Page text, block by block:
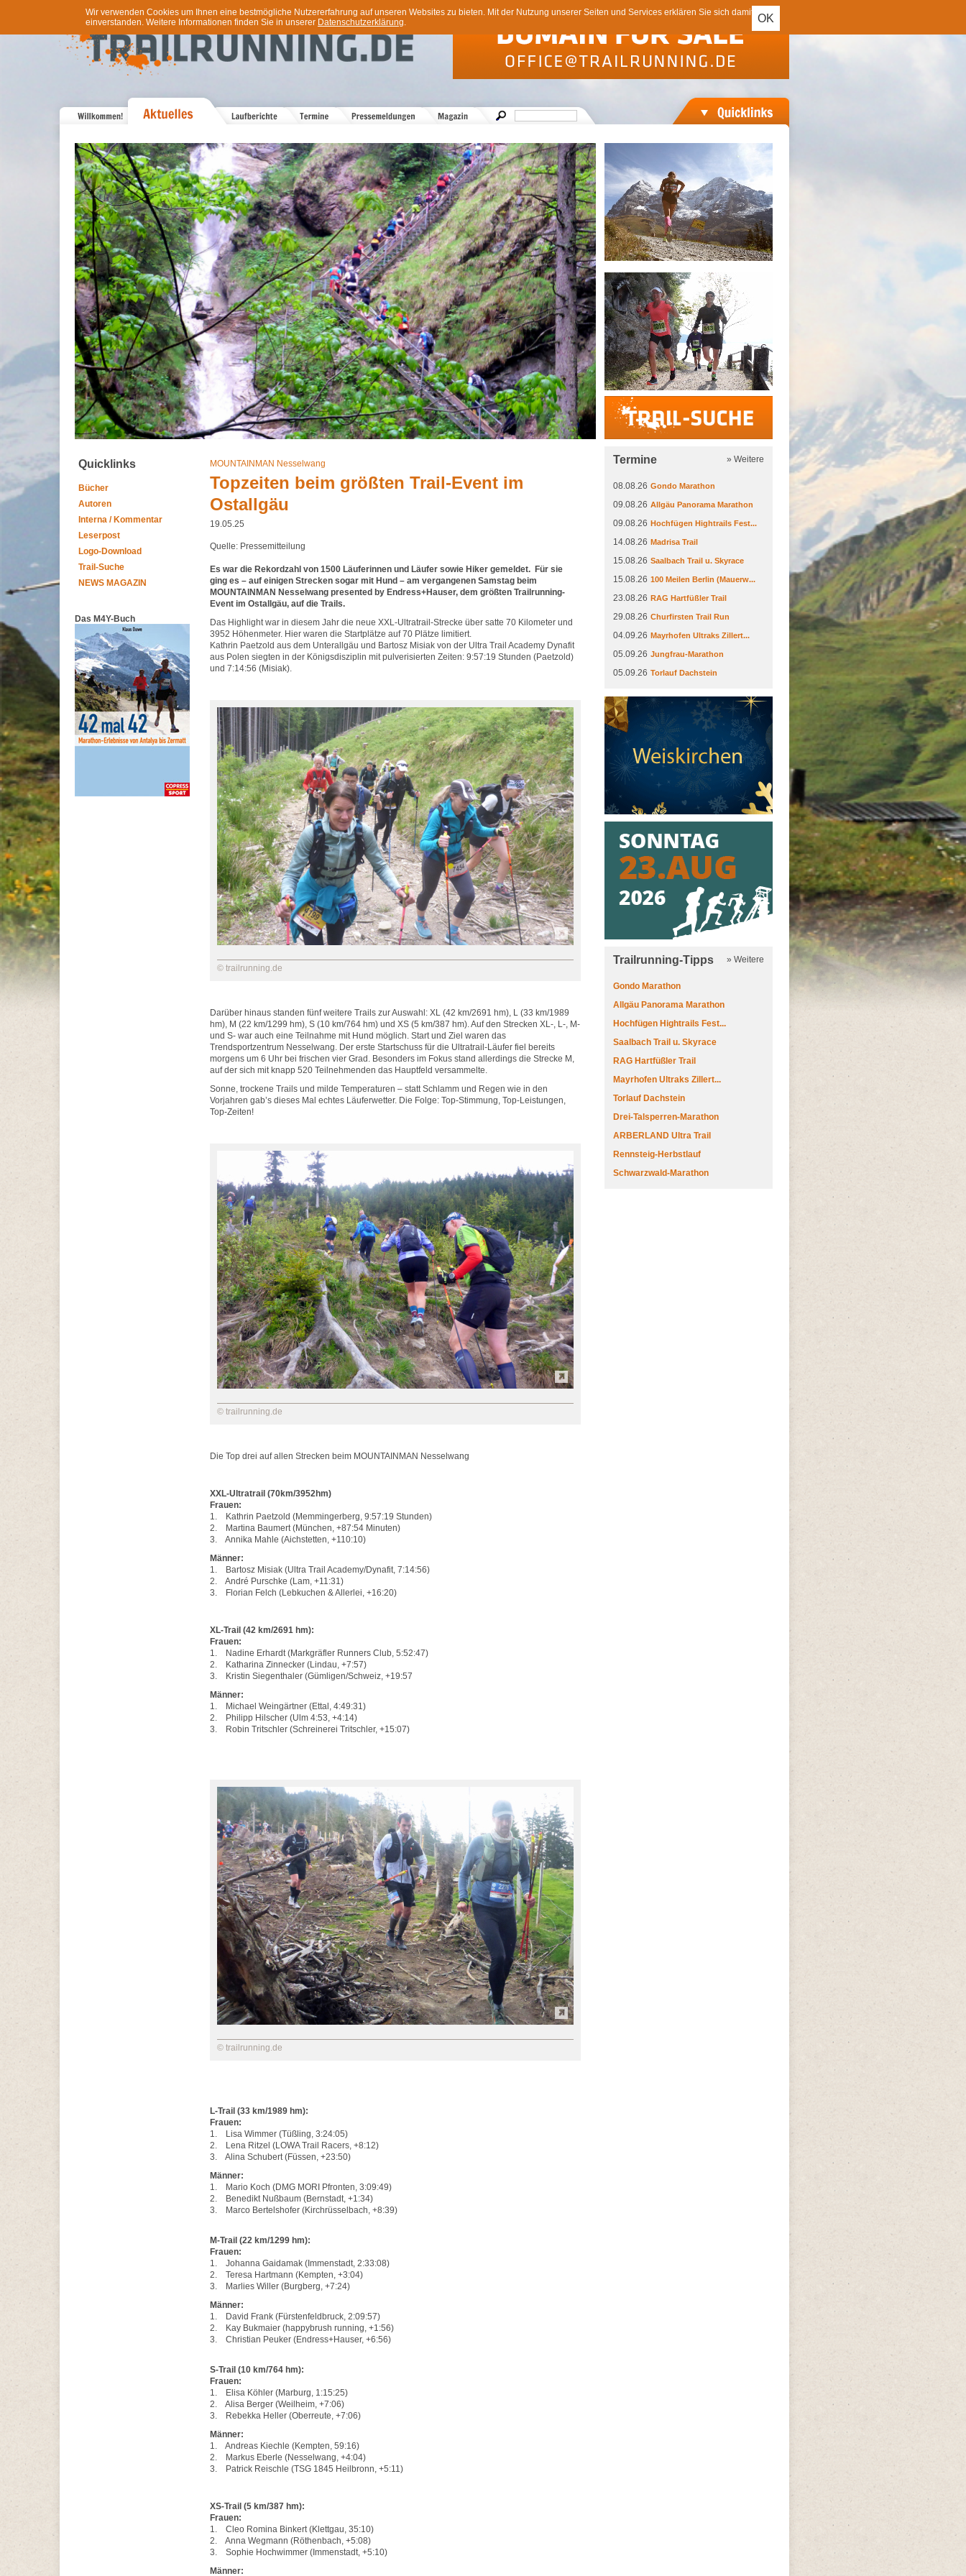
OK
Wir verwenden Cookies um Ihnen eine bestmögliche Nutzererfahrung auf unseren Websites zu bieten. Mit der Nutzung unserer Seiten und Services erklären Sie sich damit
einverstanden. Weitere Informationen finden Sie in unserer Datenschutzerklärung.
Quicklinks
Bücher
Autoren
Interna / Kommentar
Leserpost
Logo-Download
Trail-Suche
NEWS MAGAZIN
Das M4Y-Buch
MOUNTAINMAN Nesselwang
Topzeiten beim größten Trail-Event im
Ostallgäu
19.05.25
Quelle: Pressemitteilung
Es war die Rekordzahl von 1500 Läuferinnen und Läufer sowie Hiker gemeldet. Für sie
ging es – auf einigen Strecken sogar mit Hund – am vergangenen Samstag beim
MOUNTAINMAN Nesselwang presented by Endress+Hauser, dem größten Trailrunning-
Event im Ostallgäu, auf die Trails.
Das Highlight war in diesem Jahr die neue XXL-Ultratrail-Strecke über satte 70 Kilometer und
3952 Höhenmeter. Hier waren die Startplätze auf 70 Plätze limitiert.
Kathrin Paetzold aus dem Unterallgäu und Bartosz Misiak von der Ultra Trail Academy Dynafit
aus Polen siegten in der Königsdisziplin mit pulverisierten Zeiten: 9:57:19 Stunden (Paetzold)
und 7:14:56 (Misiak).
© trailrunning.de
Darüber hinaus standen fünf weitere Trails zur Auswahl: XL (42 km/2691 hm), L (33 km/1989
hm), M (22 km/1299 hm), S (10 km/764 hm) und XS (5 km/387 hm). Auf den Strecken XL-, L-, M-
und S- war auch eine Teilnahme mit Hund möglich. Start und Ziel waren das
Trendsportzentrum Nesselwang. Der erste Startschuss für die Ultratrail-Läufer fiel bereits
morgens um 6 Uhr bei frischen vier Grad. Besonders im Fokus stand allerdings die Strecke M,
auf der sich mit knapp 520 Teilnehmenden das Hauptfeld versammelte.
Sonne, trockene Trails und milde Temperaturen – statt Schlamm und Regen wie in den
Vorjahren gab’s dieses Mal echtes Läuferwetter. Die Folge: Top-Stimmung, Top-Leistungen,
Top-Zeiten!
© trailrunning.de
Die Top drei auf allen Strecken beim MOUNTAINMAN Nesselwang
XXL-Ultratrail (70km/3952hm)
Frauen:
1. Kathrin Paetzold (Memmingerberg, 9:57:19 Stunden)
2. Martina Baumert (München, +87:54 Minuten)
3. Annika Mahle (Aichstetten, +110:10)
Männer:
1. Bartosz Misiak (Ultra Trail Academy/Dynafit, 7:14:56)
2. André Purschke (Lam, +11:31)
3. Florian Felch (Lebkuchen & Allerlei, +16:20)
XL-Trail (42 km/2691 hm):
Frauen:
1. Nadine Erhardt (Markgräfler Runners Club, 5:52:47)
2. Katharina Zinnecker (Lindau, +7:57)
3. Kristin Siegenthaler (Gümligen/Schweiz, +19:57
Männer:
1. Michael Weingärtner (Ettal, 4:49:31)
2. Philipp Hilscher (Ulm 4:53, +4:14)
3. Robin Tritschler (Schreinerei Tritschler, +15:07)
© trailrunning.de
L-Trail (33 km/1989 hm):
Frauen:
1. Lisa Wimmer (Tüßling, 3:24:05)
2. Lena Ritzel (LOWA Trail Racers, +8:12)
3. Alina Schubert (Füssen, +23:50)
Männer:
1. Mario Koch (DMG MORI Pfronten, 3:09:49)
2. Benedikt Nußbaum (Bernstadt, +1:34)
3. Marco Bertelshofer (Kirchrüsselbach, +8:39)
M-Trail (22 km/1299 hm):
Frauen:
1. Johanna Gaidamak (Immenstadt, 2:33:08)
2. Teresa Hartmann (Kempten, +3:04)
3. Marlies Willer (Burgberg, +7:24)
Männer:
1. David Frank (Fürstenfeldbruck, 2:09:57)
2. Kay Bukmaier (happybrush running, +1:56)
3. Christian Peuker (Endress+Hauser, +6:56)
S-Trail (10 km/764 hm):
Frauen:
1. Elisa Köhler (Marburg, 1:15:25)
2. Alisa Berger (Weilheim, +7:06)
3. Rebekka Heller (Oberreute, +7:06)
Männer:
1. Andreas Kiechle (Kempten, 59:16)
2. Markus Eberle (Nesselwang, +4:04)
3. Patrick Reischle (TSG 1845 Heilbronn, +5:11)
XS-Trail (5 km/387 hm):
Frauen:
1. Cleo Romina Binkert (Klettgau, 35:10)
2. Anna Wegmann (Röthenbach, +5:08)
3. Sophie Hochwimmer (Immenstadt, +5:10)
Männer:
Termine » Weitere
08.08.26 Gondo Marathon
09.08.26 Allgäu Panorama Marathon
09.08.26 Hochfügen Hightrails Fest...
14.08.26 Madrisa Trail
15.08.26 Saalbach Trail u. Skyrace
15.08.26 100 Meilen Berlin (Mauerw...
23.08.26 RAG Hartfüßler Trail
29.08.26 Churfirsten Trail Run
04.09.26 Mayrhofen Ultraks Zillert...
05.09.26 Jungfrau-Marathon
05.09.26 Torlauf Dachstein
Trailrunning-Tipps » Weitere
Gondo Marathon
Allgäu Panorama Marathon
Hochfügen Hightrails Fest...
Saalbach Trail u. Skyrace
RAG Hartfüßler Trail
Mayrhofen Ultraks Zillert...
Torlauf Dachstein
Drei-Talsperren-Marathon
ARBERLAND Ultra Trail
Rennsteig-Herbstlauf
Schwarzwald-Marathon